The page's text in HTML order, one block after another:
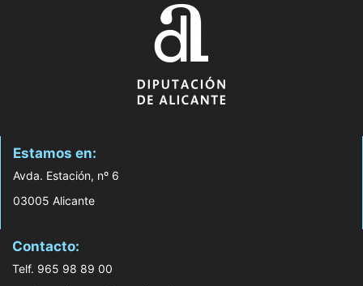
Estamos en:
Avda. Estación, nº 6
03005 Alicante
Contacto:
Telf. 965 98 89 00